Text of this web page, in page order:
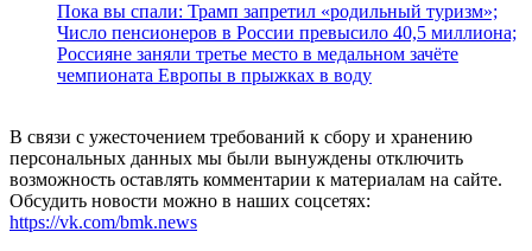
Пока вы спали: Трамп запретил «родильный туризм»;
Число пенсионеров в России превысило 40,5 миллиона;
Россияне заняли третье место в медальном зачёте
чемпионата Европы в прыжках в воду
В связи с ужесточением требований к сбору и хранению
персональных данных мы были вынуждены отключить
возможность оставлять комментарии к материалам на сайте.
Обсудить новости можно в наших соцсетях:
https://vk.com/bmk.news